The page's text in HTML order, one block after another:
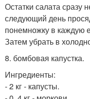
Остатки салата сразу
следующий день
понемножку в каждую
Затем убрать в
8. бомбовая капустка.
Ингредиенты:
- 2 кг - капусты.